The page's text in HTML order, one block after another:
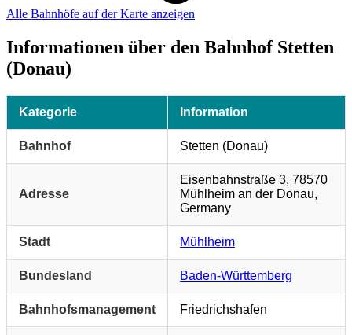
Alle Bahnhöfe auf der Karte anzeigen
Informationen über den Bahnhof Stetten
(Donau)
Kategorie Information
Bahnhof Stetten (Donau)
Adresse
Eisenbahnstraße 3, 78570
Mühlheim an der Donau,
Germany
Stadt Mühlheim
Bundesland Baden-Württemberg
Bahnhofsmanagement Friedrichshafen